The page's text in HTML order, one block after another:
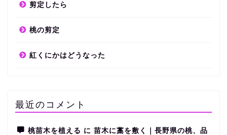
剪定したら
桃の剪定
紅くにかはどうなった
最近のコメント
桃苗木を植える に 苗木に藁を敷く｜長野県の桃、品